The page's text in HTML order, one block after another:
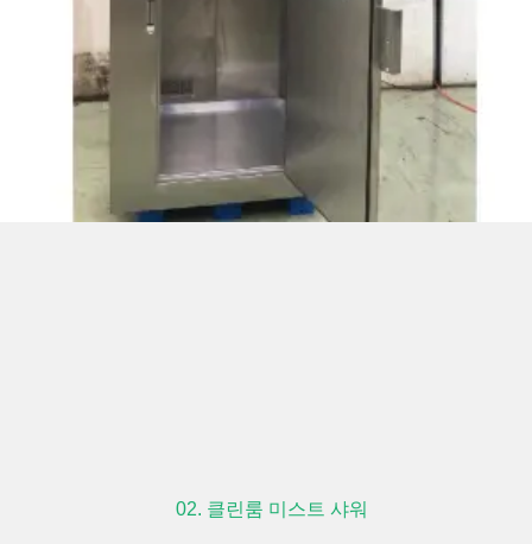
02. 클린룸 미스트 샤워